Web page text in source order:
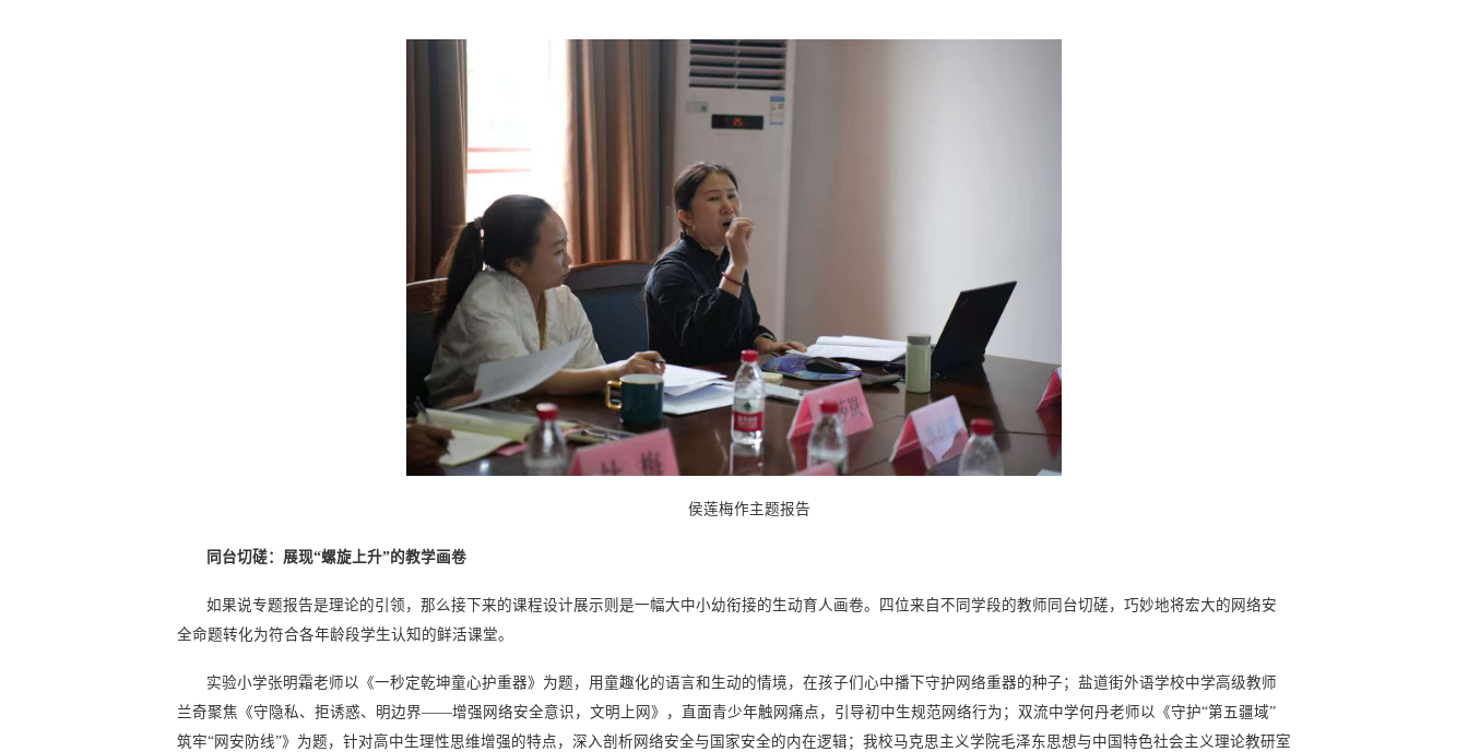
侯莲梅作主题报告
同台切磋：展现“螺旋上升”的教学画卷
如果说专题报告是理论的引领，那么接下来的课程设计展示则是一幅大中小幼衔接的生动育人画卷。四位来自不同学段的教师同台切磋，巧妙地将宏大的网络安
全命题转化为符合各年龄段学生认知的鲜活课堂。
实验小学张明霜老师以《一秒定乾坤童心护重器》为题，用童趣化的语言和生动的情境，在孩子们心中播下守护网络重器的种子；盐道街外语学校中学高级教师
兰奇聚焦《守隐私、拒诱惑、明边界——增强网络安全意识，文明上网》，直面青少年触网痛点，引导初中生规范网络行为；双流中学何丹老师以《守护“第五疆域”
筑牢“网安防线”》为题，针对高中生理性思维增强的特点，深入剖析网络安全与国家安全的内在逻辑；我校马克思主义学院毛泽东思想与中国特色社会主义理论教研室